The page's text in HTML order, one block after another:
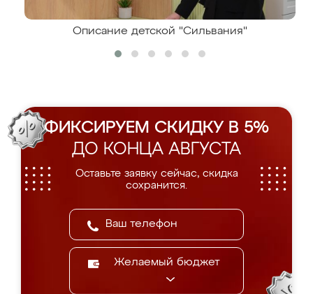
Описание детской "Сильвания"
ФИКСИРУЕМ СКИДКУ В 5%
ДО КОНЦА АВГУСТА
Оставьте заявку сейчас, скидка
сохранится.
Желаемый бюджет